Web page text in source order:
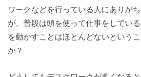
ワークなどを行っている人にありが
が、普段は頭を使って仕事をしてい
を動かすことはほとんどないという
か？